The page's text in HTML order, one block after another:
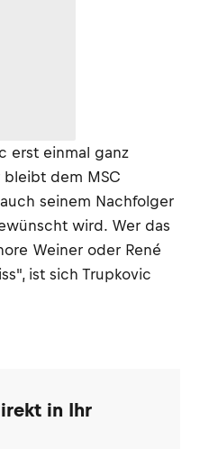
erst einmal ganz
bleibt dem MSC
seinem Nachfolger
wird. Wer das
Weiner oder René
ist sich Trupkovic
in Ihr